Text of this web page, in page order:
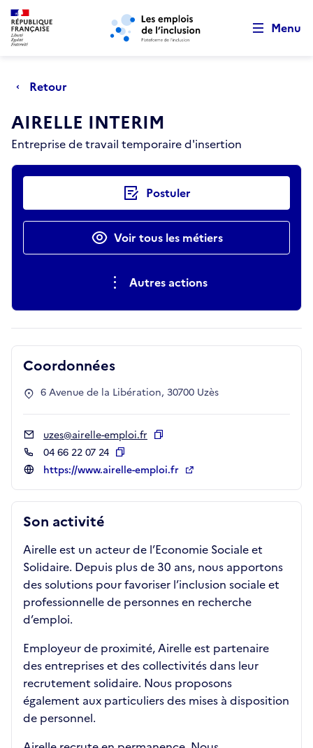
Aller au menu principal Aller au contenu principal
Menu
Retour
AIRELLE INTERIM
Entreprise de travail temporaire d'insertion
Actions rapides Postuler
Voir tous les métiers
Autres actions
Son activité
Airelle est un acteur de l’Economie Sociale et
Solidaire. Depuis plus de 30 ans, nous apportons
des solutions pour favoriser l’inclusion sociale et
professionnelle de personnes en recherche
d’emploi.
Employeur de proximité, Airelle est partenaire
des entreprises et des collectivités dans leur
recrutement solidaire. Nous proposons
également aux particuliers des mises à disposition
de personnel.
Coordonnées
6 Avenue de la Libération, 30700 Uzès
uzes@airelle-emploi.fr
04 66 22 07 24
Copier
https://www.airelle-emploi.fr
Retour au début de la page
Panneau de gestion des cookies